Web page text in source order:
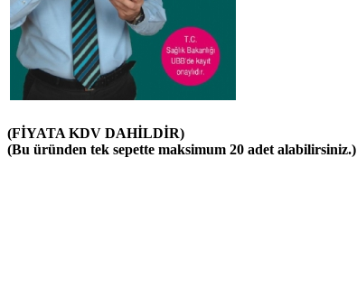
(FİYATA KDV DAHİLDİR)
(Bu üründen tek sepette maksimum 20 adet alabilirsiniz.)